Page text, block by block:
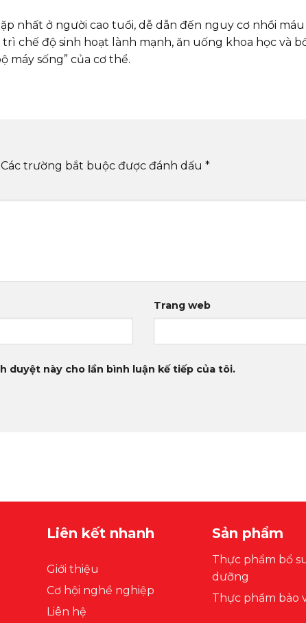
nhất ở người cao tuổi, dễ dẫn đến nguy cơ nhồi máu
chế độ sinh hoạt lành mạnh, ăn uống khoa học và
máy sống” của cơ thể.
Các trường bắt buộc được đánh dấu *
Trang web
này cho lần bình luận kế tiếp của tôi.
Liên kết nhanh
Giới thiệu
Cơ hội nghề nghiệp
Liên hệ
Sản phẩm
Thực phẩm bổ
dưỡng
Thực phẩm bảo